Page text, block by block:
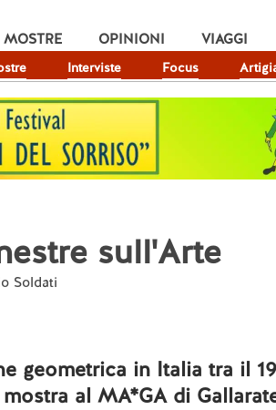
Interviste Focus
OPINIONI VIAGGI
sull'Arte
Soldati
geometrica in Italia tra il
mostra al MA*GA di